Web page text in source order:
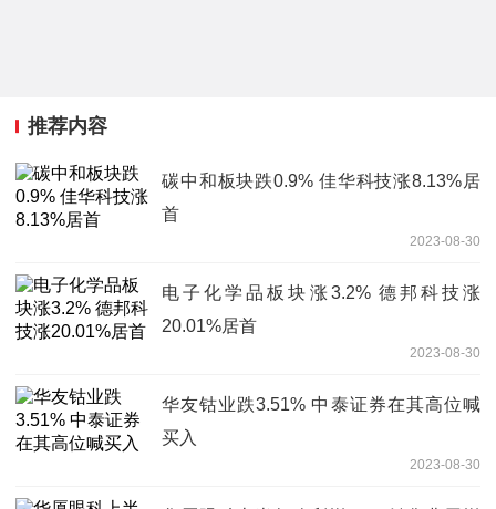
推荐内容
碳中和板块跌0.9% 佳华科技涨8.13%居
首
2023-08-30
电子化学品板块涨3.2% 德邦科技涨
20.01%居首
2023-08-30
华友钴业跌3.51% 中泰证券在其高位喊
买入
2023-08-30